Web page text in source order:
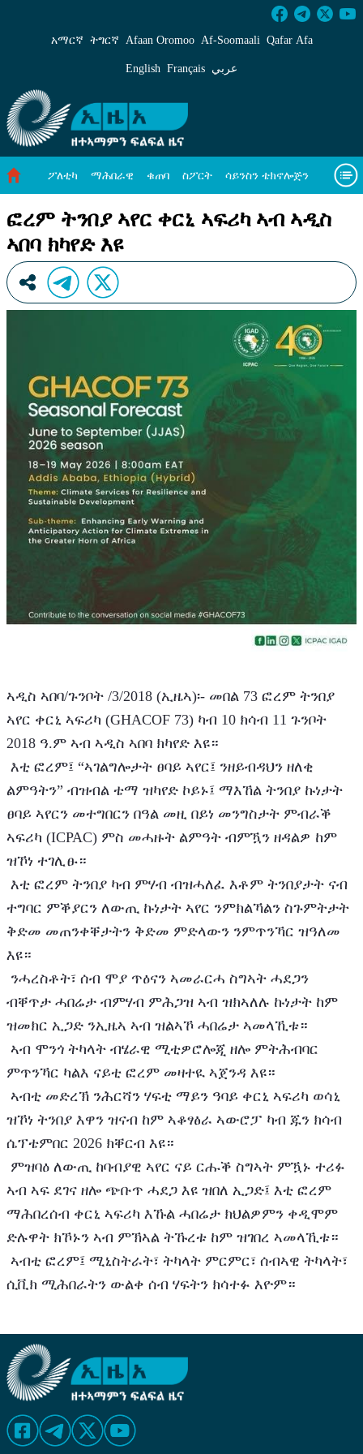
ፎረም ትንበያ ኣየር ቀርኒ ኣፍሪካ ኣብ ኣዲስ ኣበባ
አማርኛ ትግርኛ Afaan Oromoo Af‑Soomaali Qafar Afa
English Français عربي
ፖለቲካ ማሕበራዊ ቁጠባ ስፖርት ሳይንስን ቴክኖሎጅን
ፎረም ትንበያ ኣየር ቀርኒ ኣፍሪካ ኣብ ኣዲስ
ኣበባ ክካየድ እዩ
ኣዲስ ኣበባ/ጉንቦት /3/2018 (ኢዜኣ)፡- መበል 73 ፎረም ትንበያ
ኣየር ቀርኒ ኣፍሪካ (GHACOF 73) ካብ 10 ክሳብ 11 ጉንቦት
2018 ዓ.ም ኣብ ኣዲስ ኣበባ ክካየድ እዩ።
ልምዓትን” ብዝብል ቴማ ዝካየድ ኮይኑ፤ ማእኸል ትንበያ ኩነታት
ፀባይ ኣየርን መተግበርን በዓል መዚ በይነ መንግስታት ምብራቕ
ኣፍሪካ (ICPAC) ምስ መሓዙት ልምዓት ብምዃን ዘዳልዎ ከም
ዝኾነ ተገሊፁ።
ተግባር ምቕያርን ለውጢ ኩነታት ኣየር ንምክልኻልን ስጉምትታት
ቅድመ መጠንቀቐታትን ቅድመ ምድላውን ንምጥንኻር ዝዓለመ
እዩ።
ብቐጥታ ሓበሬታ ብምሃብ ምሕጋዝ ኣብ ዝክኣለሉ ኩነታት ከም
ዝመክር ኢጋድ ንኢዜኣ ኣብ ዝልኣኾ ሓበሬታ ኣመላኺቱ።
ምጥንኻር ካልእ ናይቲ ፎረም መዛተዪ ኣጀንዳ እዩ።
ዝኾነ ትንበያ እዋን ዝናብ ከም ኣቆፃፅራ ኣውሮፓ ካብ ጁን ክሳብ
ሴፕቴምበር 2026 ክቐርብ እዩ።
ኣብ ኣፍ ደገና ዘሎ ጭቡጥ ሓደጋ እዩ ዝበለ ኢጋድ፤ እቲ ፎረም
ማሕበረሰብ ቀርኒ ኣፍሪካ እኹል ሓበሬታ ክህልዎምን ቀዲሞም
ድሉዋት ክኾኑን ኣብ ምኽኣል ትኹረቱ ከም ዝገበረ ኣመላኺቱ።
ሲቪክ ሚሕበራትን ውልቀ ሰብ ሃፍትን ክሳተፉ እዮም።